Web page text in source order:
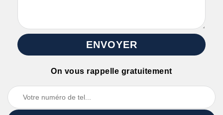
On vous rappelle gratuitement